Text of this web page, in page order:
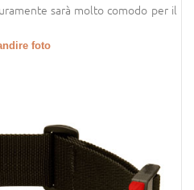
sarà molto comodo per il
foto